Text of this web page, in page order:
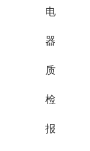
电
器
质
检
报